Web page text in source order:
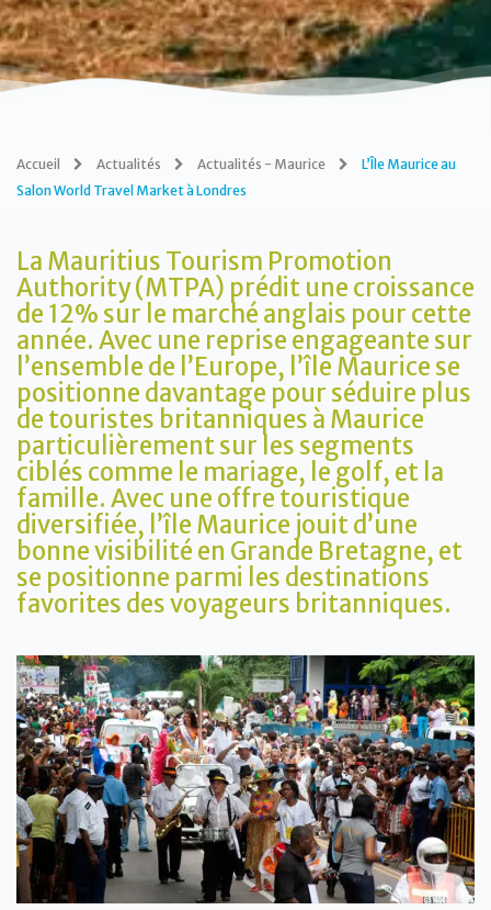
Accueil Actualités Actualités - Maurice
L’Île Maurice au
Salon World Travel Market à Londres
La Mauritius Tourism Promotion
Authority (MTPA) prédit une croissance
de 12% sur le marché anglais pour cette
année. Avec une reprise engageante sur
l’ensemble de l’Europe, l’île Maurice se
positionne davantage pour séduire plus
de touristes britanniques à Maurice
particulièrement sur les segments
ciblés comme le mariage, le golf, et la
famille. Avec une offre touristique
diversifiée, l’île Maurice jouit d’une
bonne visibilité en Grande Bretagne, et
se positionne parmi les destinations
favorites des voyageurs britanniques.